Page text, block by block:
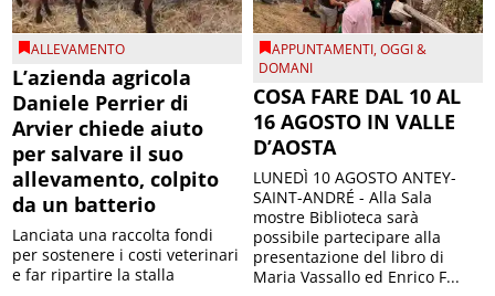
ALLEVAMENTO
L’azienda agricola
Daniele Perrier di
Arvier chiede aiuto
per salvare il suo
allevamento, colpito
da un batterio
Lanciata una raccolta fondi
per sostenere i costi veterinari
e far ripartire la stalla
APPUNTAMENTI,OGGI &
DOMANI
COSA FARE DAL 10 AL
16 AGOSTO IN VALLE
D’AOSTA
LUNEDÌ 10 AGOSTO ANTEY-
SAINT-ANDRÉ - Alla Sala
mostre Biblioteca sarà
possibile partecipare alla
presentazione del libro di
Maria Vassallo ed Enrico F...